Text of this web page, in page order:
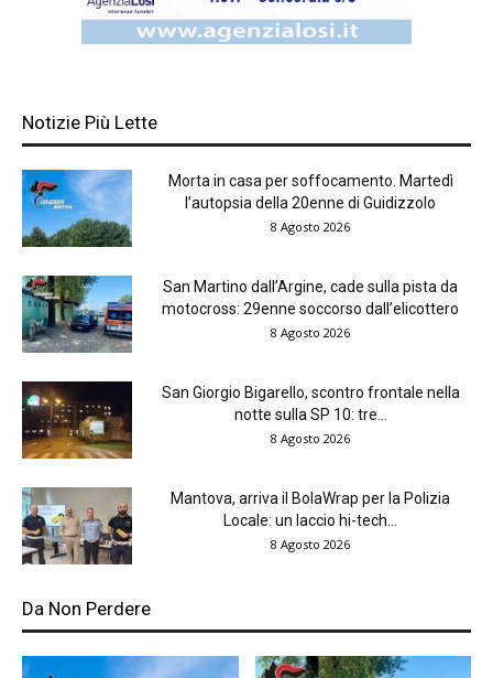
Notizie Più Lette
Morta in casa per soffocamento. Martedì
l’autopsia della 20enne di Guidizzolo
8 Agosto 2026
San Martino dall’Argine, cade sulla pista da
motocross: 29enne soccorso dall’elicottero
8 Agosto 2026
San Giorgio Bigarello, scontro frontale nella
notte sulla SP 10: tre...
8 Agosto 2026
Mantova, arriva il BolaWrap per la Polizia
Locale: un laccio hi-tech...
8 Agosto 2026
Da Non Perdere